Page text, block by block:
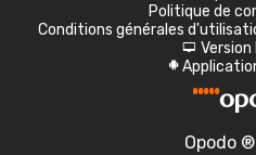
Politique de
Conditions générales
d Version
A
Opodo